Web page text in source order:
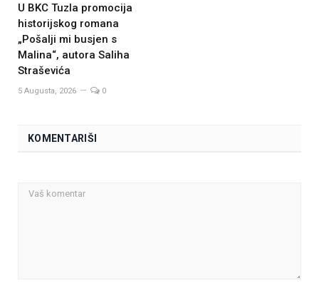
U BKC Tuzla promocija
historijskog romana
„Pošalji mi busjen s
Malina“, autora Saliha
Straševića
5 Augusta, 2026 0
KOMENTARIŠI